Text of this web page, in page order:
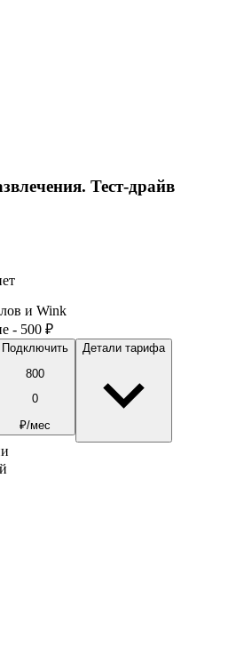
Тест-драйв
и Wink
- 500 ₽
Подключить
800
0
₽/мес
Детали тарифа